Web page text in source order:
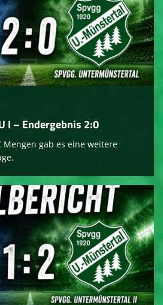
I – Endergebnis 2:0
Mengen gab es eine weitere